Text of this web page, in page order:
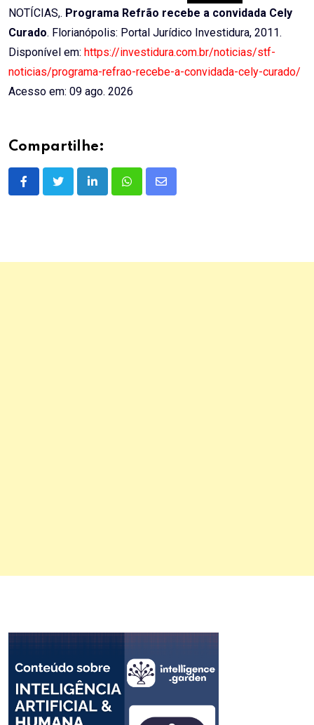
NOTÍCIAS,. Programa Refrão recebe a convidada Cely
Curado. Florianópolis: Portal Jurídico Investidura, 2011.
Disponível em: https://investidura.com.br/noticias/stf-
noticias/programa-refrao-recebe-a-convidada-cely-curado/
Acesso em: 09 ago. 2026
Compartilhe:
LinkedInWhatsappShare